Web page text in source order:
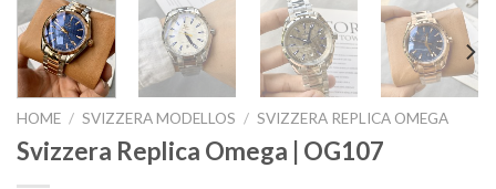
HOME / SVIZZERA MODELLOS / SVIZZERA REPLICA OMEGA
Svizzera Replica Omega | OG107